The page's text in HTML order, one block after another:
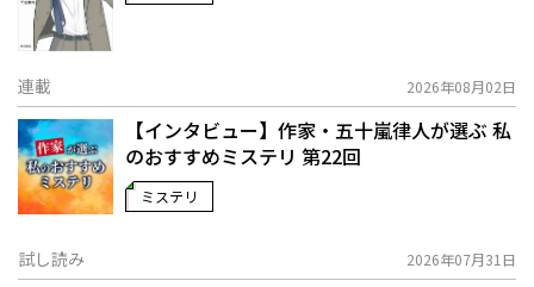
連載 2026年08月02日
【インタビュー】作家・五十嵐律人が選ぶ 私
のおすすめミステリ 第22回
ミステリ
試し読み 2026年07月31日